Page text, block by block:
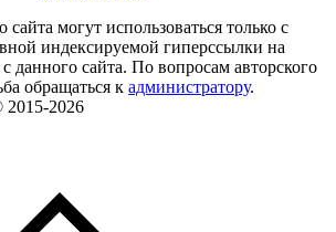
сайта могут использоваться только с
индексируемой гиперссылки на
данного сайта. По вопросам авторского
обращаться кадминистратору.
2015-2026